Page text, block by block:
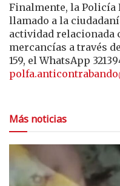
Finalmente, la Policía
llamado a la
actividad relacionada
mercancías a través
159, el WhatsApp
Más noticias